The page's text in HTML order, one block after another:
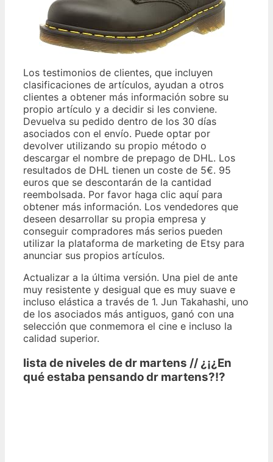
Los testimonios de clientes, que incluyen
clasificaciones de artículos, ayudan a otros
clientes a obtener más información sobre su
propio artículo y a decidir si les conviene.
Devuelva su pedido dentro de los 30 días
asociados con el envío. Puede optar por
devolver utilizando su propio método o
descargar el nombre de prepago de DHL. Los
resultados de DHL tienen un coste de 5€. 95
euros que se descontarán de la cantidad
reembolsada. Por favor haga clic aquí para
obtener más información. Los vendedores que
deseen desarrollar su propia empresa y
conseguir compradores más serios pueden
utilizar la plataforma de marketing de Etsy para
anunciar sus propios artículos.
Actualizar a la última versión. Una piel de ante
muy resistente y desigual que es muy suave e
incluso elástica a través de 1. Jun Takahashi, uno
de los asociados más antiguos, ganó con una
selección que conmemora el cine e incluso la
calidad superior.
lista de niveles de dr martens // ¿¡¿En
qué estaba pensando dr martens?!?